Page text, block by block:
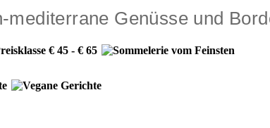
mediterrane Genüsse und